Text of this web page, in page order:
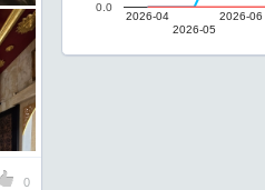
0
2026-04
2026-05
2026-06
0.0